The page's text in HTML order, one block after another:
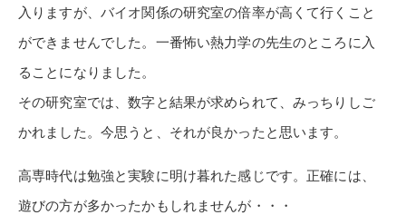
入りますが、バイオ関係の研究室の倍率が高くて行くこと
ができませんでした。一番怖い熱力学の先生のところに入
ることになりました。
その研究室では、数字と結果が求められて、みっちりしご
かれました。今思うと、それが良かったと思います。
高専時代は勉強と実験に明け暮れた感じです。正確には、
遊びの方が多かったかもしれませんが・・・